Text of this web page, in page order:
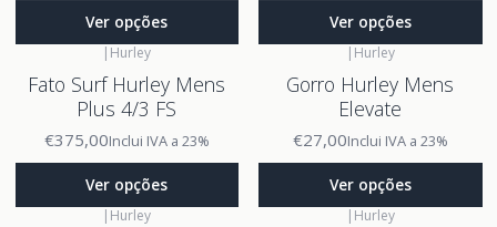
Ver opções Ver opções
| Hurley
Fato Surf Hurley Mens
Plus 4/3 FS
€375,00Inclui IVA a 23%
Ver opções
| Hurley
Gorro Hurley Mens
Elevate
€27,00Inclui IVA a 23%
Ver opções
| Hurley | Hurley